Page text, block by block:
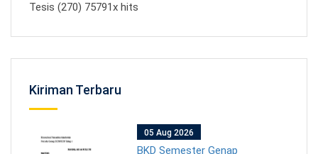
Tesis (270) 75791x hits
Kiriman Terbaru
05 Aug 2026
BKD Semester Genap